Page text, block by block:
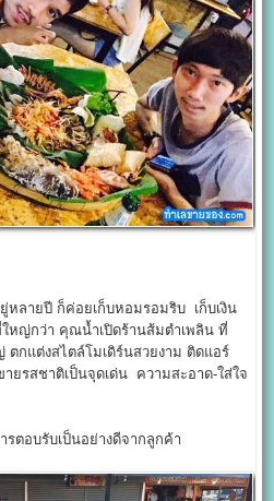
ลายปี ก็ค่อยเก็บหอมรอมริบ เก็บเงิน
หญ่กว่า คุณน้ำเปิดร้านส้มตำเพลิน ที่
กแต่งสไตล์โมเดิร์นสวยงาม ติดแอร์
ยรสชาติเป็นจุดเด่น ความสะอาด-ใส่ใจ
ตอบรับเป็นอย่างดีจากลูกค้า